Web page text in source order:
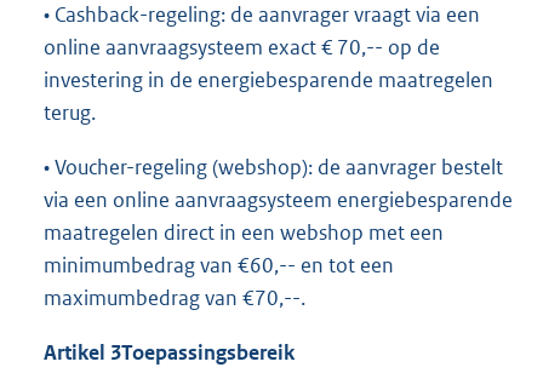
• Cashback-regeling: de aanvrager vraagt via een
online aanvraagsysteem exact € 70,-- op de
investering in de energiebesparende maatregelen
terug.
• Voucher-regeling (webshop): de aanvrager bestelt
via een online aanvraagsysteem energiebesparende
maatregelen direct in een webshop met een
minimumbedrag van €60,-- en tot een
maximumbedrag van €70,--.
Artikel 3Toepassingsbereik